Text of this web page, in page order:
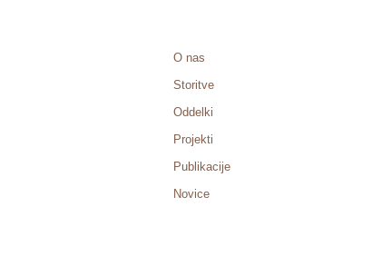
O nas
Storitve
Oddelki
Projekti
Publikacije
Novice